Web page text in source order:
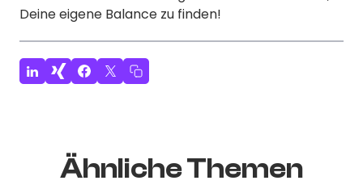
Deine eigene Balance zu finden!
Ähnliche Themen